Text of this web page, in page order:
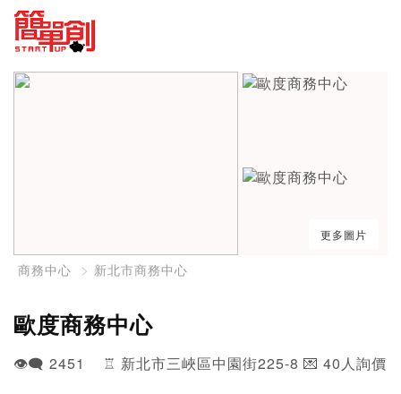
更多圖片
商務中心 新北市商務中心
歐度商務中心
👁️‍🗨️ 2451 ♖ 新北市三峽區中園街225-8 💌 40人詢價